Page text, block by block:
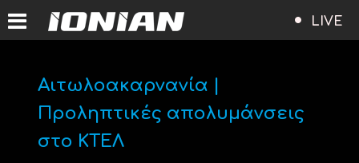
LIVE
Αιτωλοακαρνανία |
Προληπτικές απολυμάνσεις
στο ΚΤΕΛ